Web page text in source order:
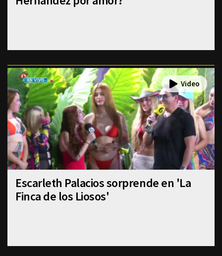
Escarleth Palacios sorprende en 'La
Finca de los Liosos'